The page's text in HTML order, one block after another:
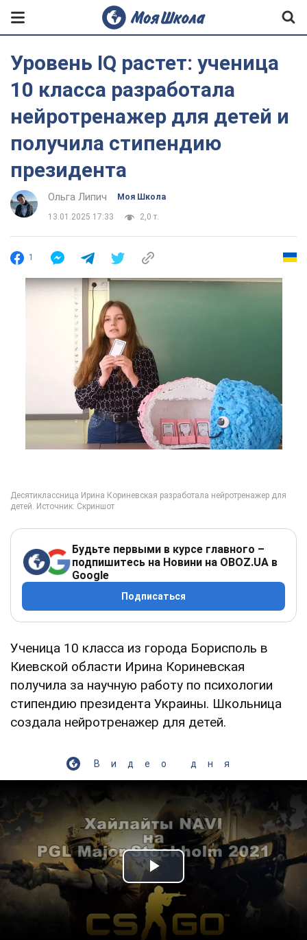
Уровень IQ растет: ученица
10 класса разработала
нейротренажер для детей и
получила стипендию
президента
Ольга Липич Моя Школа
13.01.2025 17:33 2,0 т.
1
Будьте первыми в курсе главного –
подпишитесь на Новини на OBOZ.UA в
Google
Подписаться
Ученица 10 класса из города Борисполь в
Киевской области Ирина Кориневская
получила за научную работу по психологии
стипендию президента Украины. Школьница
создала нейротренажер для детей.
Видео дня
Play Video